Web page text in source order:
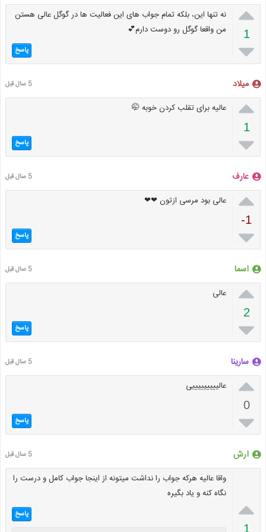

1

نه تنها این، بلکه تمام جواب های این فعالیت ها در گوگل عالی هستن
من واقعا گوگل رو دوست دارم💕
پاسخ
میلاد 5 سال قبل

1

عالیه برای تقلب کردن خوبه 🤭
پاسخ
عارف 5 سال قبل

-1

عالی بود مرسی ازتون ❤❤
پاسخ
اسما 5 سال قبل

2

عالی
پاسخ
سارینا 5 سال قبل

0

عالیییییییییی
پاسخ
ارش 5 سال قبل

1
واقا عالیه هرکه جواب را نداشت میتونه از اینجا جواب کامل و درست را
نگاه کنه و یاد بگیره
پاسخ